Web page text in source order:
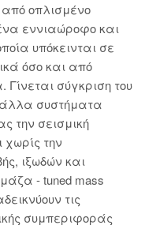
οπλισμένο
εννιαώροφο και
υπόκεινται σε
όσο και από
σύγκριση του
συστήματα
την σεισμική
την
ιξωδών και
- tuned mass
τις
συμπεριφοράς